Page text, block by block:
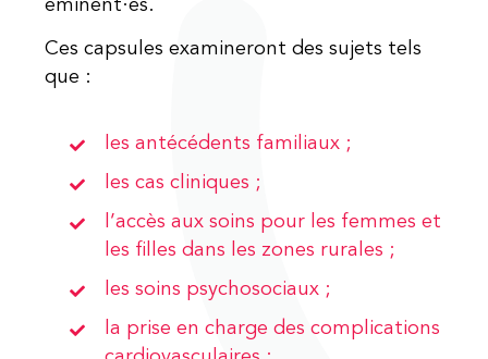
éminent·es.
Ces capsules examineront des sujets tels
que :
les antécédents familiaux ;
les cas cliniques ;
l’accès aux soins pour les femmes et
les filles dans les zones rurales ;
les soins psychosociaux ;
la prise en charge des complications